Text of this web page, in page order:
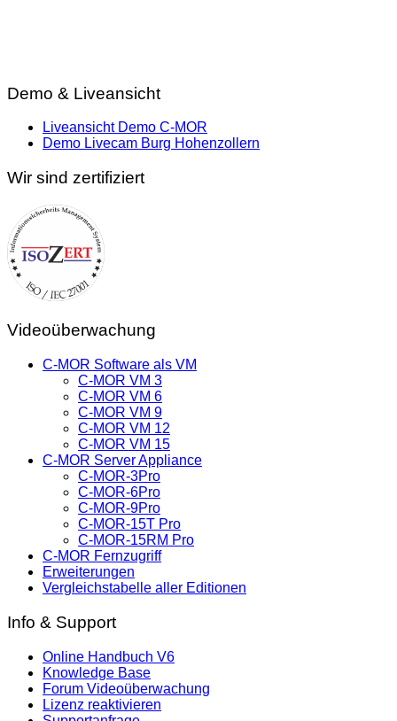
Demo & Liveansicht
Liveansicht Demo C-MOR
Demo Livecam Burg Hohenzollern
Wir sind zertifiziert
Videoüberwachung
C-MOR Software als VM
C-MOR VM 3
C-MOR VM 6
C-MOR VM 9
C-MOR VM 12
C-MOR VM 15
C-MOR Server Appliance
C-MOR-3Pro
C-MOR-6Pro
C-MOR-9Pro
C-MOR-15T Pro
C-MOR-15RM Pro
C-MOR Fernzugriff
Erweiterungen
Vergleichstabelle aller Editionen
Info & Support
Online Handbuch V6
Knowledge Base
Forum Videoüberwachung
Lizenz reaktivieren